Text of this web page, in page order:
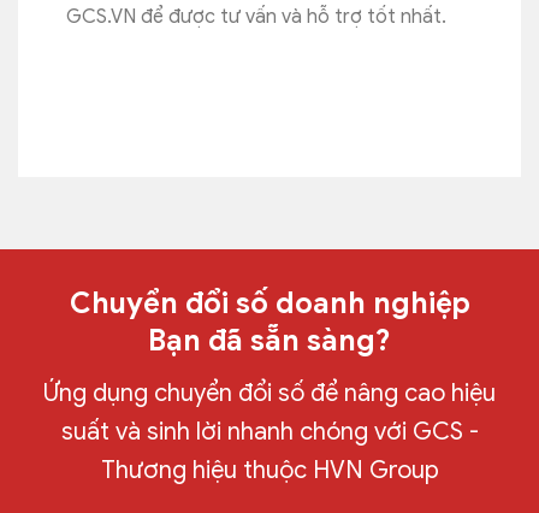
GCS.VN để được tư vấn và hỗ trợ tốt nhất.
Chuyển đổi số doanh nghiệp
Bạn đã sẵn sàng?
Ứng dụng chuyển đổi số để nâng cao hiệu
suất và sinh lời nhanh chóng với GCS -
Thương hiệu thuộc HVN Group